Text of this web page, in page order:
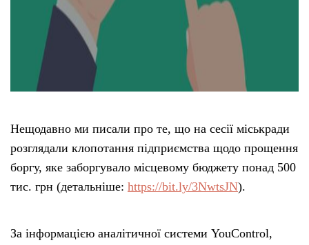
Редакційна політика
Етичний кодекс
Нещодавно ми писали про те, що на сесії міськради
розглядали клопотання підприємства щодо прощення
боргу, яке заборгувало місцевому бюджету понад 500
тис. грн (детальніше: https://bit.ly/3NwtsJN).
За інформацією аналітичної системи YouControl,